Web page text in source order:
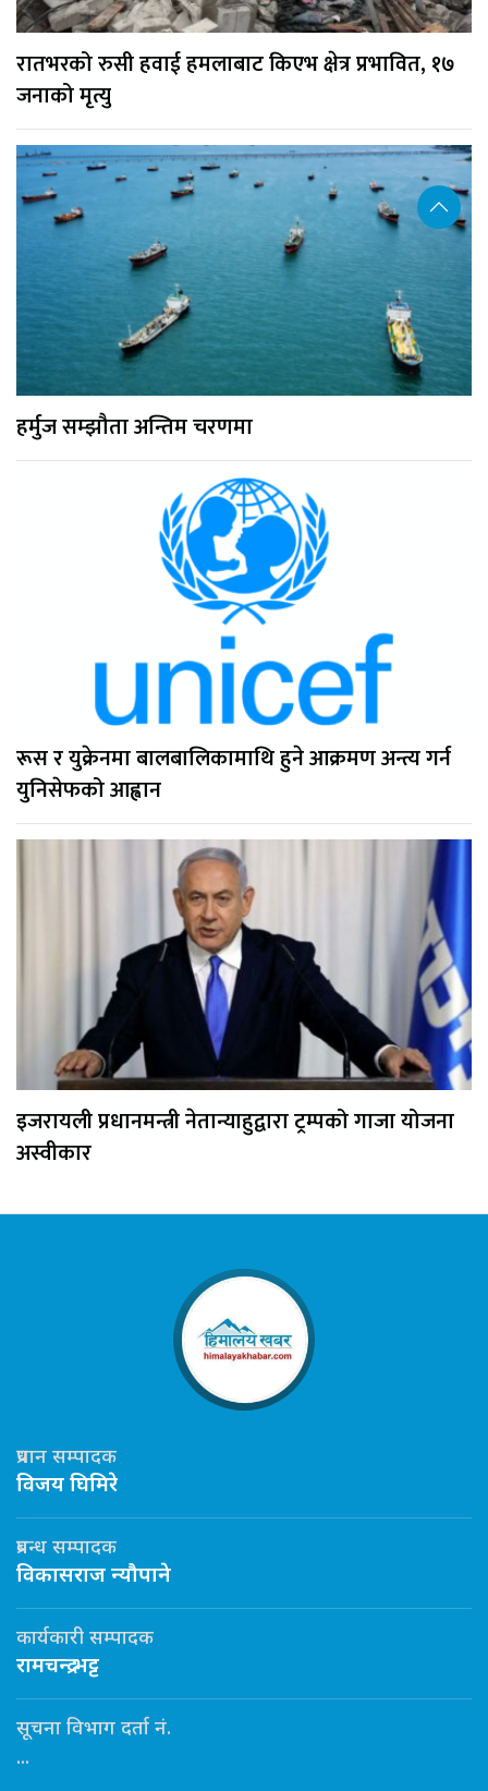
रातभरको रुसी हवाई हमलाबाट किएभ क्षेत्र प्रभावित, १७
जनाको मृत्यु
हर्मुज सम्झौता अन्तिम चरणमा
रूस र युक्रेनमा बालबालिकामाथि हुने आक्रमण अन्त्य गर्न
युनिसेफको आह्वान
इजरायली प्रधानमन्त्री नेतान्याहुद्वारा ट्रम्पको गाजा योजना
अस्वीकार
प्रधान सम्पादक
विजय घिमिरे
प्रबन्ध सम्पादक
विकासराज न्यौपाने
कार्यकारी सम्पादक
रामचन्द्र भट्ट
सूचना विभाग दर्ता नं.
...